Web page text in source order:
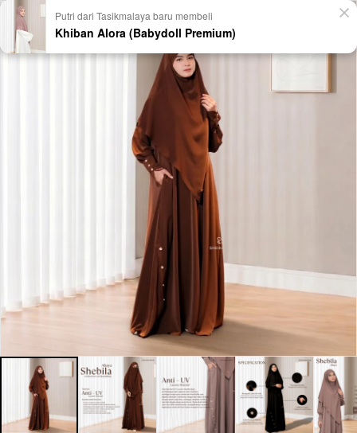
Putri dari Tasikmalaya baru membeli
Khiban Alora (Babydoll Premium)